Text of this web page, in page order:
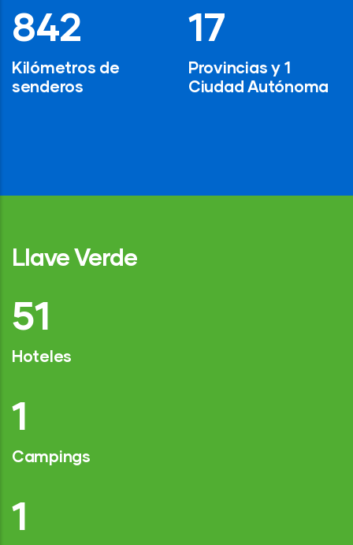
1,200
Kilómetros de
senderos
24
Provincias y 1
Ciudad Autónoma
Llave Verde
76
Hoteles
2
Campings
1